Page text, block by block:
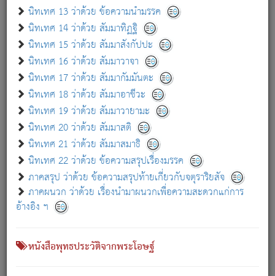
นิทเทศ 13 ว่าด้วย ข้อความนำมรรค
นิทเทศ 14 ว่าด้วย สัมมาทิฏฐิ
นิทเทศ 15 ว่าด้วย สัมมาสังกัปปะ
นิทเทศ 16 ว่าด้วย สัมมาวาจา
นิทเทศ 17 ว่าด้วย สัมมากัมมันตะ
นิทเทศ 18 ว่าด้วย สัมมาอาชีวะ
นิทเทศ 19 ว่าด้วย สัมมาวายามะ
นิทเทศ 20 ว่าด้วย สัมมาสติ
นิทเทศ 21 ว่าด้วย สัมมาสมาธิ
นิทเทศ 22 ว่าด้วย ข้อความสรุปเรื่องมรรค
ภาคสรุป ว่าด้วย ข้อความสรุปท้ายเกี่ยวกับจตุราริยสัจ
ภาคผนวก ว่าด้วย เรื่องนำมาผนวกเพื่อความสะดวกแก่การ
อ้างอิง ฯ
หนังสือพุทธประวัติจากพระโอษฐ์
เกี่ยวกับธรรมโฆษณ์ออนไลน์ (Disclaimer)
แม้ระบบ "ธรรมโฆษณ์ออนไลน์" พยายามปรับปรุงข้อมูลให้ถูกต้องมากที่สุด
ผู้ศึกษาก็พึงตรวจสอบกับตัวเล่มหนังสือต้นฉบับ ที่มีการพิมพ์ครั้งล่าสุด
ก่อนนำข้อมูลไปใช้ในการอ้างอิง"
เกี่ยวกับอัตถจารี|เกี่ยวกับการพัฒนา|แจ้งข้อผิดพลาด / แนะนำ
หนังสือที่เกี่ยวข้อง